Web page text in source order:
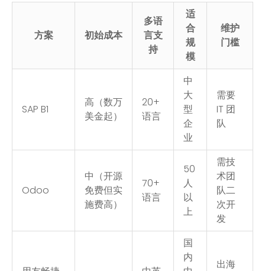
方案 初始成本
多语
言支
持
适
合
规
模
维护
门槛
SAP B1
高（数万
美金起）
20+
语言
中
大
型
企
业
需要
IT 团
队
Odoo
中（开源
免费但实
施费高）
70+
语言
50
人
以
上
需技
术团
队二
次开
发
国
内
出海